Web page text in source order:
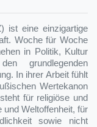
ist eine einzigartige
Woche für Woche
in Politik, Kultur
grundlegenden
In ihrer Arbeit fühlt
Wertekanon
für religiöse und
und Weltoffenheit, für
sowie nicht